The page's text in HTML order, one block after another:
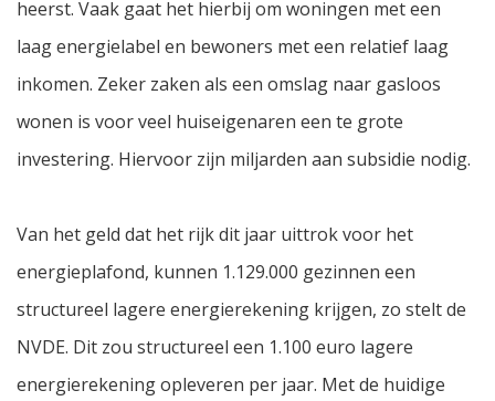
heerst. Vaak gaat het hierbij om woningen met een
laag energielabel en bewoners met een relatief laag
inkomen. Zeker zaken als een omslag naar gasloos
wonen is voor veel huiseigenaren een te grote
investering. Hiervoor zijn miljarden aan subsidie nodig.
Van het geld dat het rijk dit jaar uittrok voor het
energieplafond, kunnen 1.129.000 gezinnen een
structureel lagere energierekening krijgen, zo stelt de
NVDE. Dit zou structureel een 1.100 euro lagere
energierekening opleveren per jaar. Met de huidige